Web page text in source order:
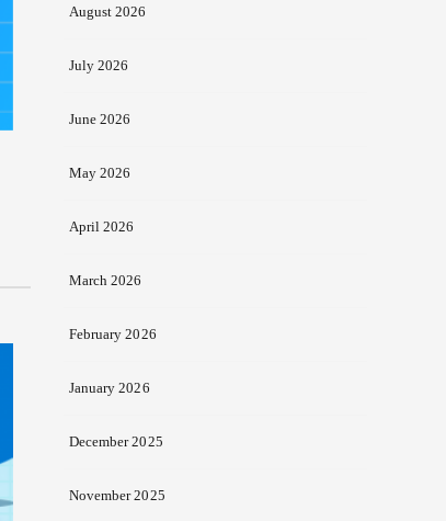
August 2026
July 2026
June 2026
May 2026
April 2026
March 2026
February 2026
January 2026
December 2025
November 2025